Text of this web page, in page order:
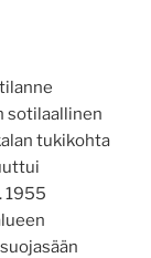
sotilaallinen
tukikohta
1955